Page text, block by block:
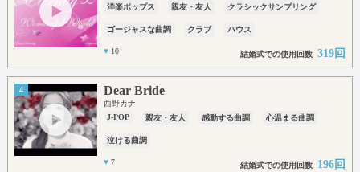
洋楽ポップス
親友・友人 クラシックサンプリング
ゴージャスな曲調 クラブ ハウス
♥ 10 結婚式での使用回数 319回
4 Dear Bride
西野カナ
J-POP
親友・友人 感動する曲調 心温まる曲調
泣ける曲調
♥ 7 結婚式での使用回数 196回